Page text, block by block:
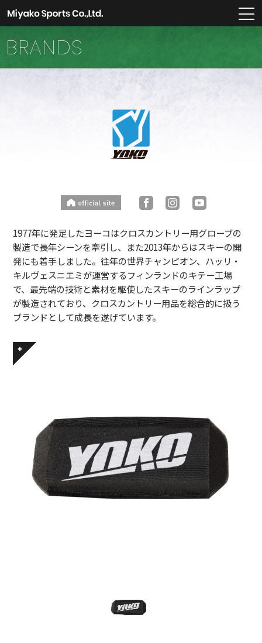
BRANDS
1977年に発足したヨーコはクロスカントリー用グローブの
製造で長年シーンを牽引し、また2013年からはスキーの開
発にも着手しました。往年の世界チャンピオン、ハッリ・
キルヴェスニエミが運営するフィンランドのキテー工場
で、最先端の技術と素材を駆使したスキーのラインラップ
が製造されており、クロスカントリー用品を総合的に扱う
ブランドとして成長を遂げています。